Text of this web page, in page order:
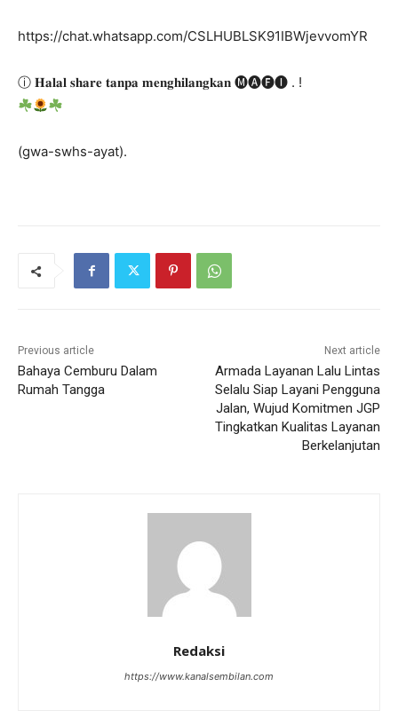
https://chat.whatsapp.com/CSLHUBLSK91IBWjevvomYR
ⓘ 𝐇𝐚𝐥𝐚𝐥 𝐬𝐡𝐚𝐫𝐞 𝐭𝐚𝐧𝐩𝐚 𝐦𝐞𝐧𝐠𝐡𝐢𝐥𝐚𝐧𝐠𝐤𝐚𝐧 🅜🅐🅕🅘 . !
(gwa-swhs-ayat).
Previous article
Bahaya Cemburu Dalam
Rumah Tangga
Next article
Armada Layanan Lalu Lintas
Selalu Siap Layani Pengguna
Jalan, Wujud Komitmen JGP
Tingkatkan Kualitas Layanan
Berkelanjutan
Redaksi
https://www.kanalsembilan.com